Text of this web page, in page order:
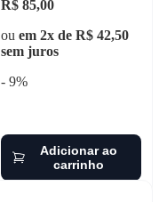
R$ 85,00
ou em 2x de R$ 42,50
sem juros
- 9%
Adicionar ao
carrinho